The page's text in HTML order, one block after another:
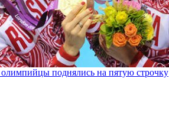
олимпийцы поднялись на пятую строчку